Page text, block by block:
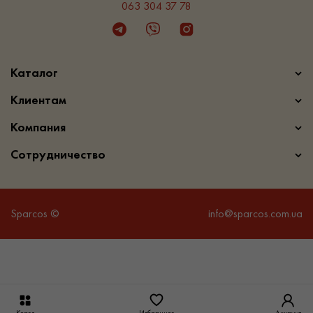
063 304 37 78
TelegramViber Instagram
Каталог
Клиентам
Компания
Сотрудничество
Sparcos © info@sparcos.com.ua